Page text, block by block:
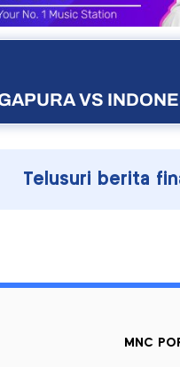
VS
Telusuri berita
MNC